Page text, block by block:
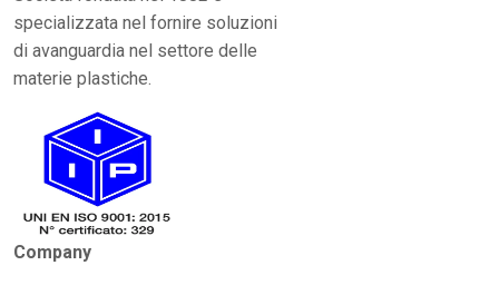
specializzata nel fornire soluzioni
di avanguardia nel settore delle
materie plastiche.
Company